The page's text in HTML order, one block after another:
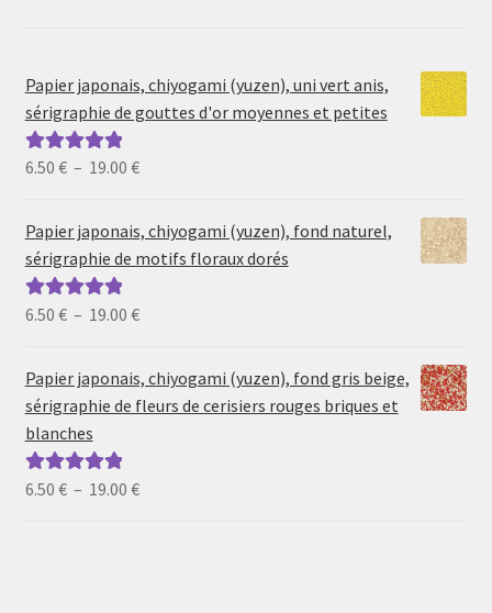
Papier japonais, chiyogami (yuzen), uni vert anis,
sérigraphie de gouttes d'or moyennes et petites
Note5.00sur
6.50 € – 19.00 €Plage
prix :
6.50 €
19.00 €
Papier japonais, chiyogami (yuzen), fond naturel,
sérigraphie de motifs floraux dorés
Note5.00sur
6.50 € – 19.00 €Plage
prix :
6.50 €
Papier japonais, chiyogami (yuzen), fond gris beige,
sérigraphie de fleurs de cerisiers rouges briques et
blanches
Note5.00sur
6.50 € – 19.00 €Plage